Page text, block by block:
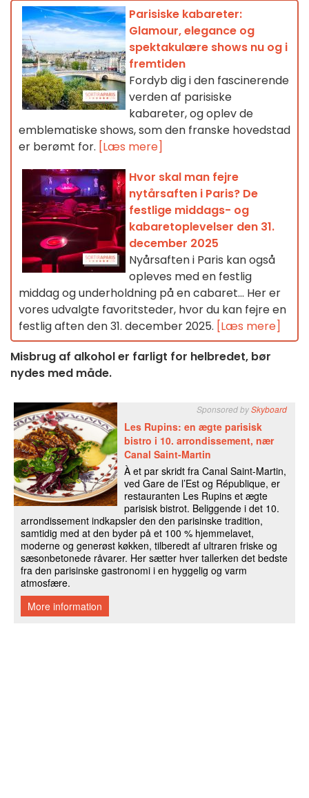
Parisiske kabareter:
Glamour, elegance og
spektakulære shows nu og i
fremtiden
Fordyb dig i den fascinerende
verden af parisiske
kabareter, og oplev de
emblematiske shows, som den franske hovedstad
er berømt for. [Læs mere]
Hvor skal man fejre
nytårsaften i Paris? De
festlige middags- og
kabaretoplevelser den 31.
december 2025
Nyårsaften i Paris kan også
opleves med en festlig
middag og underholdning på en cabaret... Her er
vores udvalgte favoritsteder, hvor du kan fejre en
festlig aften den 31. december 2025. [Læs mere]
Misbrug af alkohol er farligt for helbredet, bør
nydes med måde.